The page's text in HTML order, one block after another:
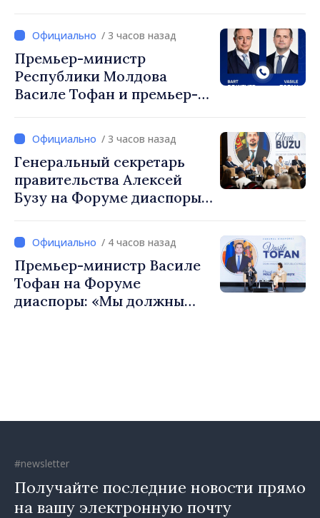
/ 3 часов назад
Премьер-министр
Республики Молдова
Василе Тофан и премьер-
Вевер обсудили
европейский путь
Республики Молдова
/ 3 часов назад
Генеральный секретарь
правительства Алексей
Бузу на Форуме диаспоры:
чтобы строить более
сильные сообщества»
/ 4 часов назад
Премьер-министр Василе
Тофан на Форуме
диаспоры: «Мы должны
#newsletter
Получайте последние новости прямо
на вашу электронную почту